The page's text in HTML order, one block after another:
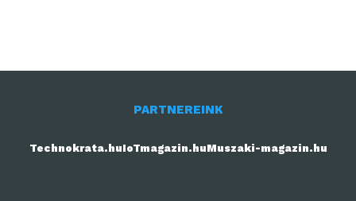
PARTNEREINK
Technokrata.huIoTmagazin.huMuszaki-magazin.hu